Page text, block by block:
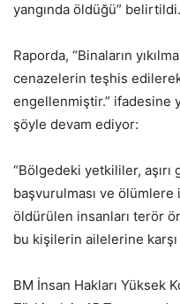
yangında öldüğü” belirtildi.
Raporda, “Binaların
cenazelerin teşhis
engellenmiştir.” ifadesine
şöyle devam ediyor:
“Bölgedeki yetkililer, aşırı
başvurulması ve
öldürülen insanları terör
bu kişilerin ailelerine karşı
BM İnsan Hakları Yüksek